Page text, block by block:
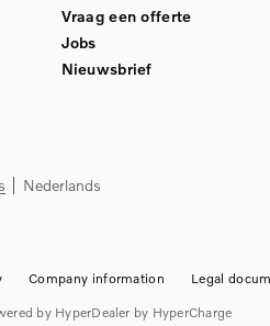
Vraag een offerte
Jobs
Nieuwsbrief
Nederlands
Company information Legal
by HyperDealer by HyperCharge